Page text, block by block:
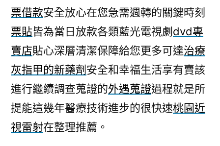
票借款安全放心在您急需週轉的關鍵時刻
票貼皆為當日放款各類藍光電視劇dvd專
賣店貼心深層清潔保障給您更多可達治療
灰指甲的新藥劑 安全和幸福生活享有賣該
進行繼續調查蒐證的外遇蒐證過程就是所
提能這幾年醫療技術進步的很快速桃園近
視雷射在整理推薦。